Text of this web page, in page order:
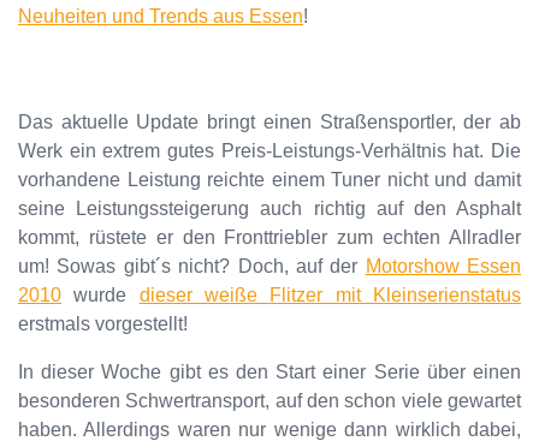
Neuheiten und Trends aus Essen!
Das aktuelle Update bringt einen Straßensportler, der ab
Werk ein extrem gutes Preis-Leistungs-Verhältnis hat. Die
vorhandene Leistung reichte einem Tuner nicht und damit
seine Leistungssteigerung auch richtig auf den Asphalt
kommt, rüstete er den Fronttriebler zum echten Allradler
um! Sowas gibt´s nicht? Doch, auf der Motorshow Essen
2010 wurde dieser weiße Flitzer mit Kleinserienstatus
erstmals vorgestellt!
In dieser Woche gibt es den Start einer Serie über einen
besonderen Schwertransport, auf den schon viele gewartet
haben. Allerdings waren nur wenige dann wirklich dabei,